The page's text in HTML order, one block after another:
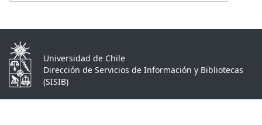
Universidad de Chile
Dirección de Servicios de Información y Bibliotecas
(SISIB)